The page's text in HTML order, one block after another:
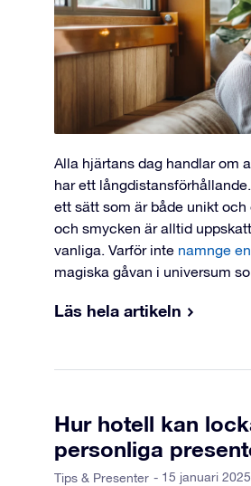
Alla hjärtans dag handlar om
har ett
ett sätt som är både unikt
och smycken är alltid
vanliga. Varför inte namnge
magiska gåvan i universum
Läs hela artikeln
Hur hotell kan
personliga
Tips & Presenter - 15 januari 2025